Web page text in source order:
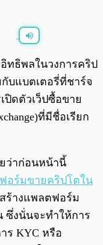
0:00
ทธิพลในวงการคริป
บแบตเตอรี่ที่ชาร์จ
ปิดตัวเว็ปซื้อขาย
ที่มีชื่อเรียก
ว่าก่อนหน้านี้
อร์มขายคริปโตใน
สร้างแพลตฟอร์ม
ซึ่งนั่นจะทำให้การ
ร KYC หรือ